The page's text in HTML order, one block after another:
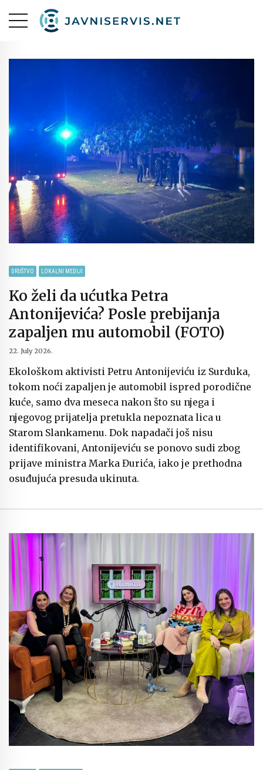
DRUŠTVO LOKALNI MEDIJI
Ko želi da ućutka Petra
Antonijevića? Posle prebijanja
zapaljen mu automobil (FOTO)
22. July 2026.
Ekološkom aktivisti Petru Antonijeviću iz Surduka,
tokom noći zapaljen je automobil ispred porodične
kuće, samo dva meseca nakon što su njega i
njegovog prijatelja pretukla nepoznata lica u
Starom Slankamenu. Dok napadači još nisu
identifikovani, Antonijeviću se ponovo sudi zbog
prijave ministra Marka Đurića, iako je prethodna
osuđujuća presuda ukinuta.